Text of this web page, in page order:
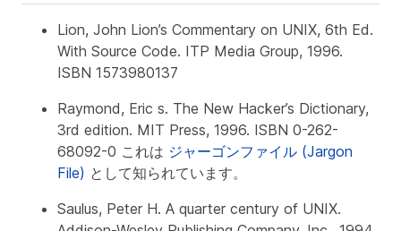
Lion, John Lion’s Commentary on UNIX, 6th Ed.
With Source Code. ITP Media Group, 1996.
ISBN 1573980137
Raymond, Eric s. The New Hacker’s Dictionary,
3rd edition. MIT Press, 1996. ISBN 0-262-
68092-0 これは ジャーゴンファイル (Jargon
File) として知られています。
Saulus, Peter H. A quarter century of UNIX.